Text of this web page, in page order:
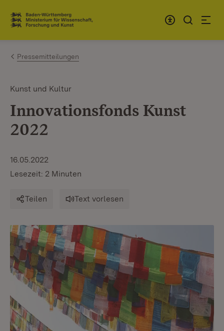
Zum Inhalt springen
Link zur Startseite
Pressemitteilungen
Kunst und Kultur
Innovationsfonds Kunst
2022
16.05.2022
Lesezeit: 2 Minuten
Teilen Text vorlesen